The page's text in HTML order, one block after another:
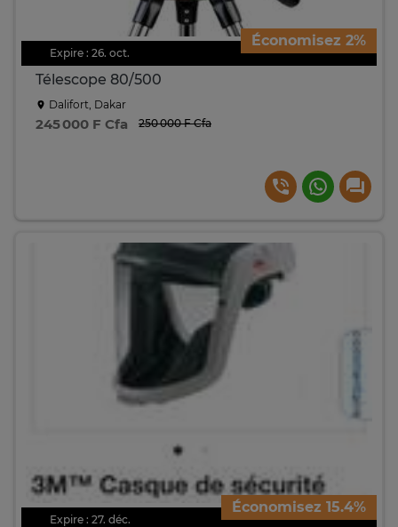
Expire : 26. oct.
Économisez 2%
Télescope 80/500
Dalifort, Dakar
245 000 F Cfa 250 000 F Cfa
Expire : 27. déc.
Économisez 15.4%